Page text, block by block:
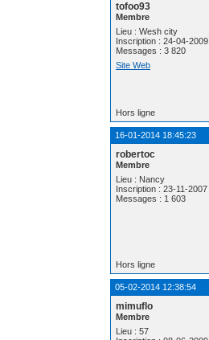
tofoo93
Membre
Lieu : Wesh city
Inscription : 24-04-2009
Messages : 3 820
Site Web
Hors ligne
16-01-2014 18:45:23
robertoc
Membre
Lieu : Nancy
Inscription : 23-11-2007
Messages : 1 603
Hors ligne
05-02-2014 12:38:54
mimuflo
Membre
Lieu : 57